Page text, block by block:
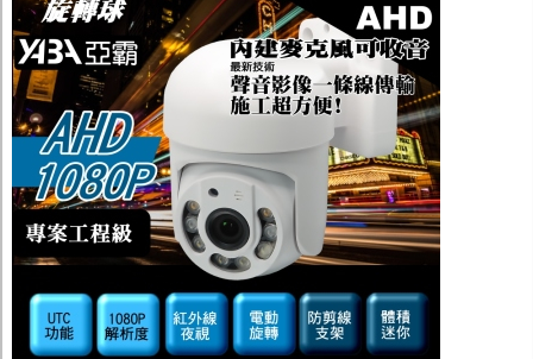
限時促銷特惠專案
IP網路攝影機及錄放影機
AHD DVR數位錄放影機
AHD半球型(適用屋內)
AHD中小型紅外線攝影機(適用騎樓、室內外)
AHD防護罩型攝影機(適用屋外，紅外線照射
距離遠）
AHD特殊功能型攝影機
旋轉型攝影機.旋轉台
傳統高解析攝影機
鏡頭
投光設備
多路攝影機單軸傳輸
監聽器.麥克風
網路設備